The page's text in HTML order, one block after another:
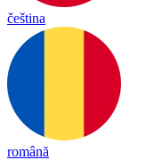
čeština
română